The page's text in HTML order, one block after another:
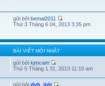
gửi bởibemai2011
Thứ 3 Tháng 6 04, 2013 3:35 pm
BÀI VIẾT MỚI NHẤT
gửi bởikjmcam
Thứ 5 Tháng 1 31, 2013 11:10 am
gửi bởidvh_itdr